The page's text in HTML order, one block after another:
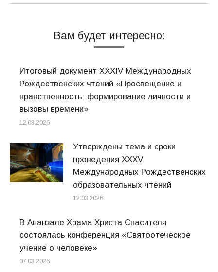
Вам будет интересно:
Итоговый документ XXХIV Международных
Рождественских чтений «Просвещение и
нравственность: формирование личности и
вызовы времени»
12.03.2026
Утверждены тема и сроки
проведения XXXV
Международных Рождественских
образовательных чтений
12.03.2026
В Аванзале Храма Христа Спасителя
состоялась конференция «Святоотеческое
учение о человеке»
07.03.2026